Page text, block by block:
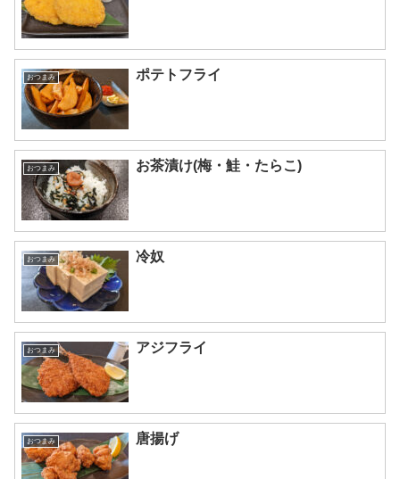
おつまみ ポテトフライ
おつまみ お茶漬け(梅・鮭・たらこ)
おつまみ 冷奴
おつまみ アジフライ
おつまみ 唐揚げ